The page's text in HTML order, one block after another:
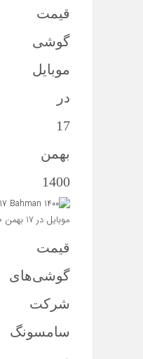
قیمت
گوشی
موبایل
در
17
بهمن
1400
موبایل در 17 بهمن 1400
قیمت
گوشی‌های
شرکت
سامسونگ